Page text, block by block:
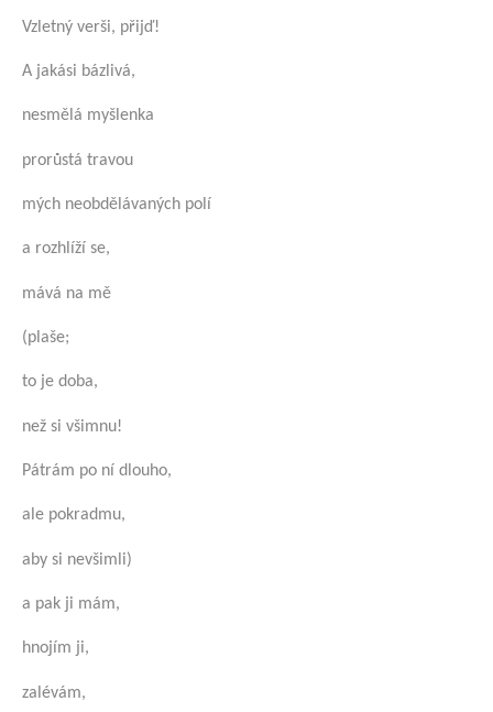
Vzletný verši, přijď!
A jakási bázlivá,
nesmělá myšlenka
prorůstá travou
mých neobdělávaných polí
a rozhlíží se,
mává na mě
(plaše;
to je doba,
než si všimnu!
Pátrám po ní dlouho,
ale pokradmu,
aby si nevšimli)
a pak ji mám,
hnojím ji,
zalévám,